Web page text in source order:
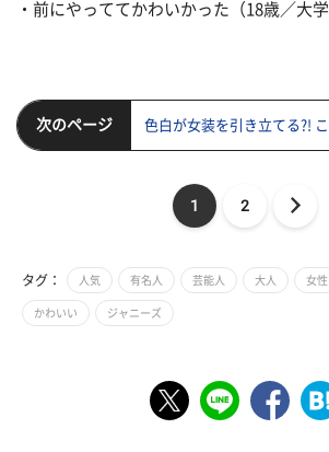
・前にやっててかわいかった（18歳／大学
次のページ 色白が女装を引き立てる?!
1 2
タグ： 人気 有名人 芸能人 大人 女性
かわいい ジャニーズ